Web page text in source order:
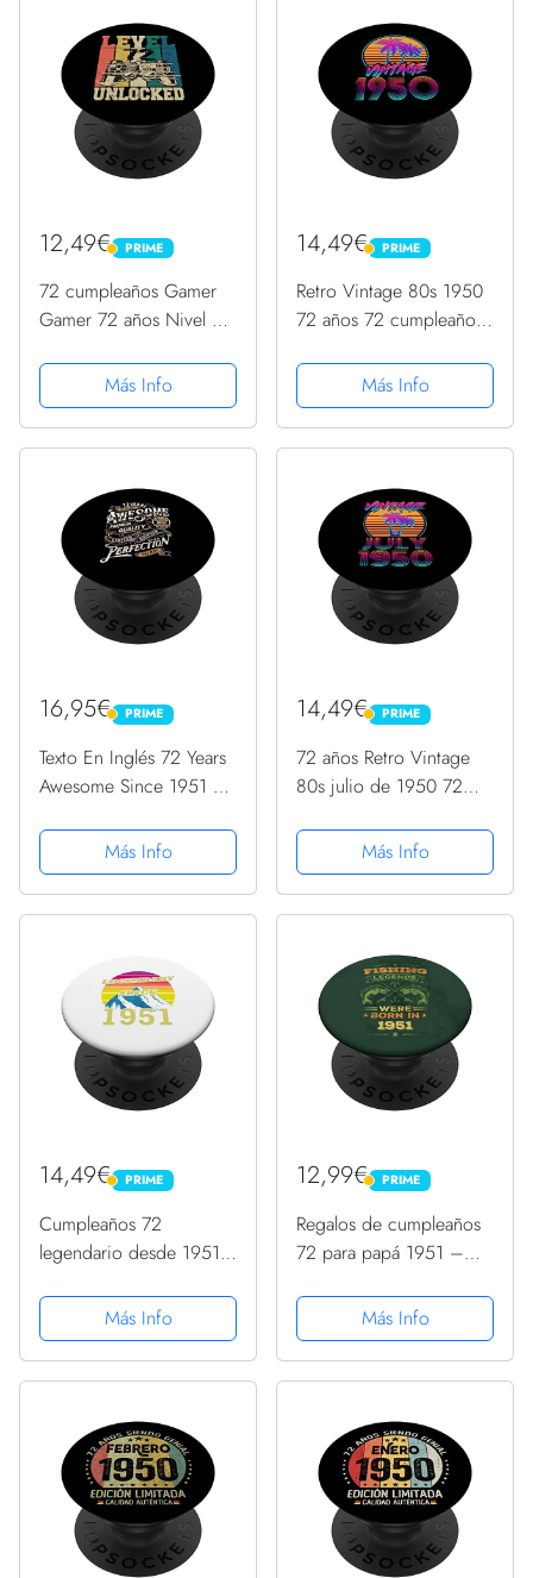
12,49€ PRIME
PRIME
72 cumpleaños Gamer
Gamer 72 años Nivel 72
PopSockets PopGrip
Intercambiable
Más Info
14,49€ PRIME
PRIME
Retro Vintage 80s 1950
72 años 72 cumpleaños
Intercambiable
Más Info
16,95€ PRIME
PRIME
Texto En Inglés 72 Years
Awesome Since 1951 72
PopGrip Intercambiable
Más Info
14,49€ PRIME
PRIME
72 años Retro Vintage
80s julio de 1950 72
PopGrip Intercambiable
Más Info
14,49€ PRIME
PRIME
Cumpleaños 72
legendario desde 1951
Intercambiable
Más Info
12,99€ PRIME
PRIME
Regalos de cumpleaños
72 para papá 1951 –
para mamá PopSockets
PopGrip Intercambiable
Más Info